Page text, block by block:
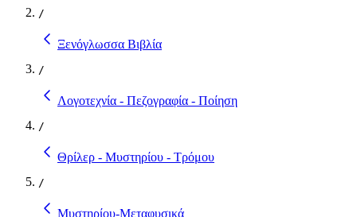
/
Ξενόγλωσσα Βιβλία
/
Λογοτεχνία - Πεζογραφία - Ποίηση
/
Θρίλερ - Μυστηρίου - Τρόμου
/
Μυστηρίου-Μεταφυσικά